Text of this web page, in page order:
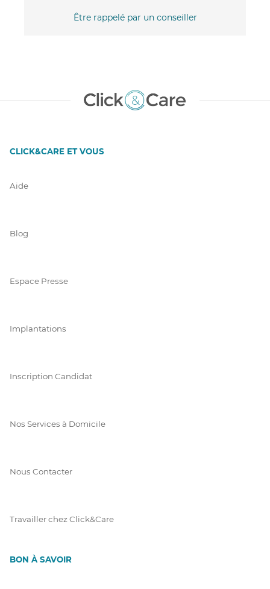
Être rappelé par un conseiller
CLICK&CARE ET VOUS
Aide
Blog
Espace Presse
Implantations
Inscription Candidat
Nos Services à Domicile
Nous Contacter
Travailler chez Click&Care
BON À SAVOIR